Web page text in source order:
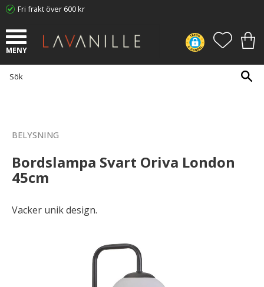
Fri frakt över 600 kr
BELYSNING
Bordslampa Svart Oriva London
45cm
Vacker unik design.